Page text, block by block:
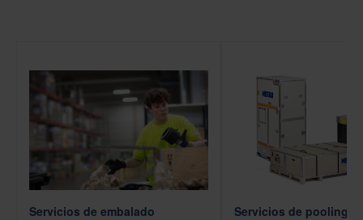
Servicios de embalado Servicios de pooling